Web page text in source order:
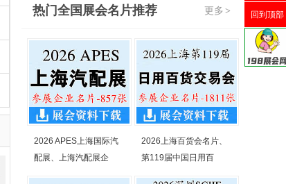
更多 >
热门全国展会名片推荐
2026 APES上海国际汽
配展、上海汽配展企
2026上海百货会名片、
第119届中国日用百
回到顶部